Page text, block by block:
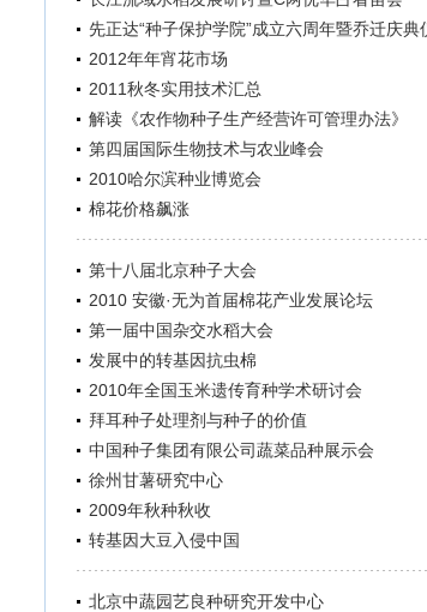
先正达“种子保护学院”成立六周年暨乔迁庆典
2012年年宵花市场
2011秋冬实用技术汇总
解读《农作物种子生产经营许可管理办法》
第四届国际生物技术与农业峰会
2010哈尔滨种业博览会
棉花价格飙涨
第十八届北京种子大会
2010 安徽·无为首届棉花产业发展论坛
第一届中国杂交水稻大会
发展中的转基因抗虫棉
2010年全国玉米遗传育种学术研讨会
拜耳种子处理剂与种子的价值
中国种子集团有限公司蔬菜品种展示会
徐州甘薯研究中心
2009年秋种秋收
转基因大豆入侵中国
北京中蔬园艺良种研究开发中心